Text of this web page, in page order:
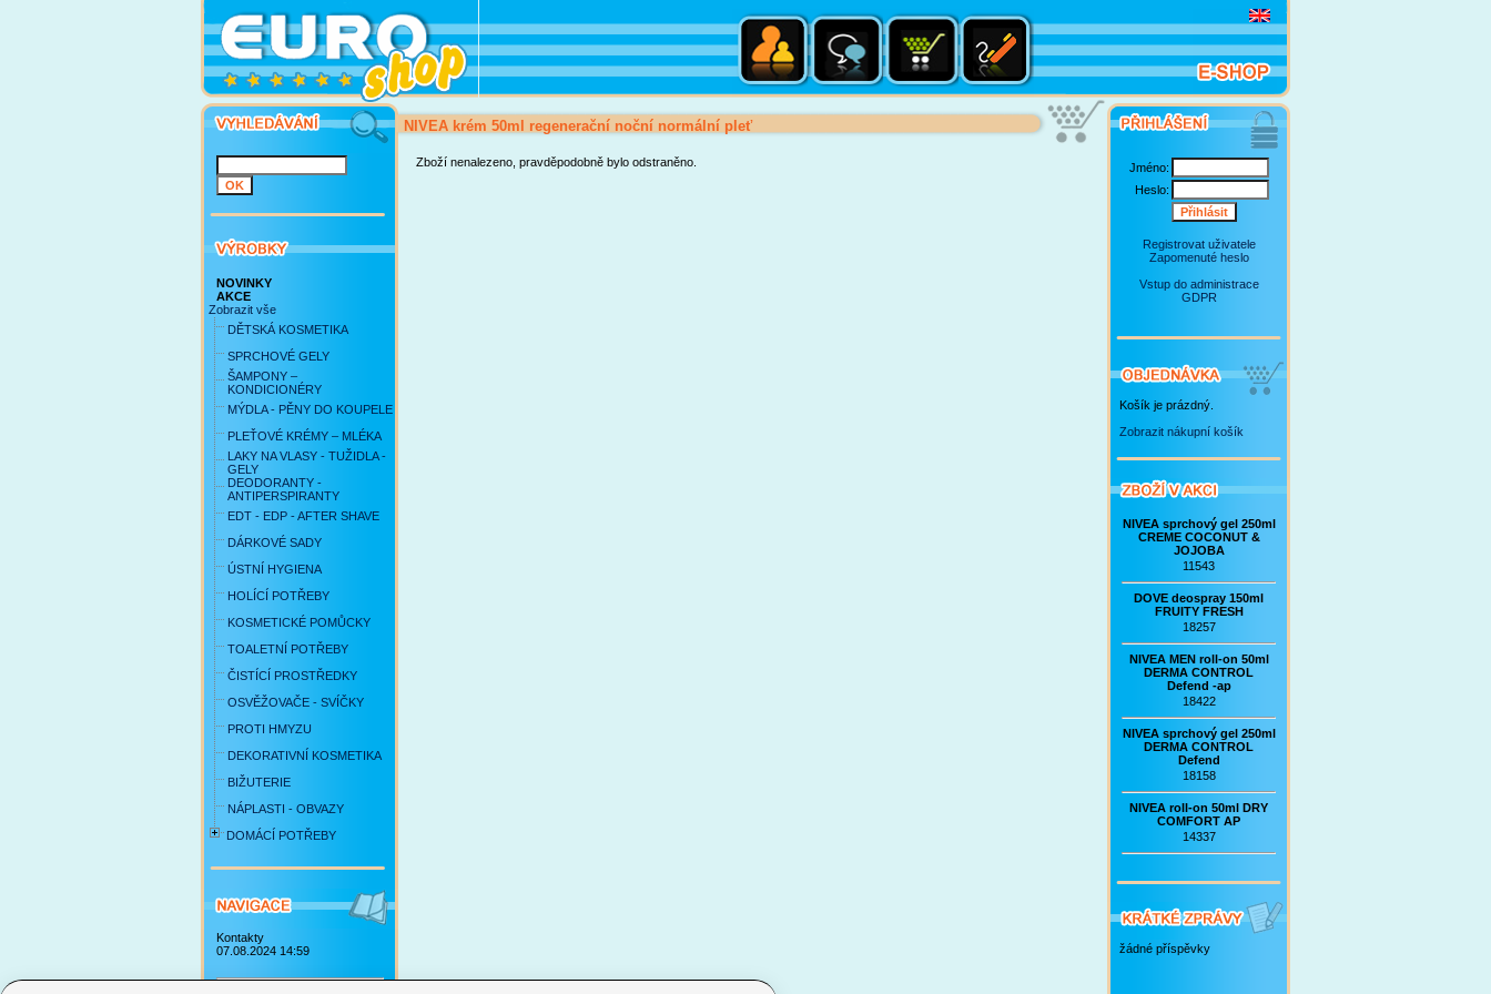
NOVINKY
AKCE
Zobrazit vše
DĚTSKÁ KOSMETIKA
SPRCHOVÉ GELY
ŠAMPONY –
KONDICIONÉRY
MÝDLA - PĚNY DO KOUPELE
PLEŤOVÉ KRÉMY – MLÉKA
LAKY NA VLASY - TUŽIDLA -
GELY
DEODORANTY -
ANTIPERSPIRANTY
EDT - EDP - AFTER SHAVE
DÁRKOVÉ SADY
ÚSTNÍ HYGIENA
HOLÍCÍ POTŘEBY
KOSMETICKÉ POMŮCKY
TOALETNÍ POTŘEBY
ČISTÍCÍ PROSTŘEDKY
OSVĚŽOVAČE - SVÍČKY
PROTI HMYZU
DEKORATIVNÍ KOSMETIKA
BIŽUTERIE
NÁPLASTI - OBVAZY
DOMÁCÍ POTŘEBY
Kontakty
07.08.2024 14:59
NIVEA krém 50ml regenerační noční normální pleť
Zboží nenalezeno, pravděpodobně bylo odstraněno.
Jméno:
Heslo:
Registrovat uživatele
Zapomenuté heslo
Vstup do administrace
GDPR
Košík je prázdný.
Zobrazit nákupní košík
NIVEA sprchový gel 250ml
CREME COCONUT &
JOJOBA
11543
DOVE deospray 150ml
FRUITY FRESH
18257
NIVEA MEN roll-on 50ml
DERMA CONTROL
Defend -ap
18422
NIVEA sprchový gel 250ml
DERMA CONTROL
Defend
18158
NIVEA roll-on 50ml DRY
COMFORT AP
14337
žádné příspěvky